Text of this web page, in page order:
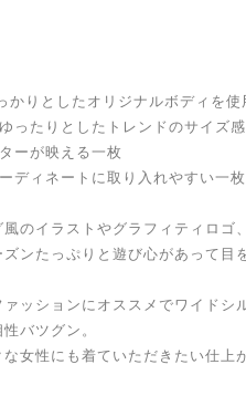
りとしたオリジナルボディを使
ったりとしたトレンドのサイズ感
ーが映える一枚
ディネートに取り入れやすい一枚
のイラストやグラフィティロゴ、
ンたっぷりと遊び心があって目
ッションにオススメでワイドシ
バツグン。
女性にも着ていただきたい仕上